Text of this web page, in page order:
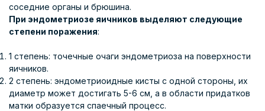
соседние органы и брюшина.
При эндометриозе яичников выделяют следующие
степени поражения:
1 степень: точечные очаги эндометриоза на поверхности
яичников.
2 степень: эндометриоидные кисты с одной стороны, их
диаметр может достигать 5-6 см, а в области придатков
матки образуется спаечный процесс.